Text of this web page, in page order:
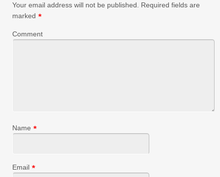
Your email address will not be published.
Required fields are
marked *
Comment
Name *
Email *